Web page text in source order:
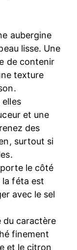
aubergine
lisse. Une
de contenir
texture
elles
et une
des
surtout si
le côté
la féta est
avec le sel
du caractère
finement
et le citron